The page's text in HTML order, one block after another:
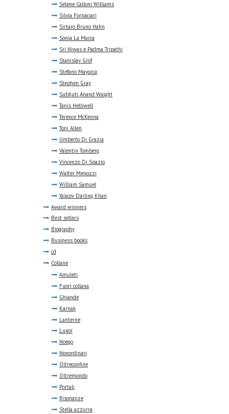
Selene Calloni Williams
Silvia Fornaciari
Sirtaro Bruno Hahn
Sonia La Marca
Sri Niwas e Padma Tripathi
Stanislav Grof
Stefano Mayorca
Stephen Gray
Subhuti Anand Waight
Tanis Helliwell
Terence McKenna
Toni Allen
Umberto Di Grazia
Valentin Tomberg
Vincenzo Di Spazio
Walter Menozzi
William Samuel
Ya'acov Darling Khan
Award winners
Best sellers
Biography
Business books
cd
Collane
Amuleti
Fuori collana
Ghiande
Karnak
Lanterne
Luxor
Noego
Nonordinari
Oltreconfine
Oltremondo
Portali
Risonanze
Stella azzurra